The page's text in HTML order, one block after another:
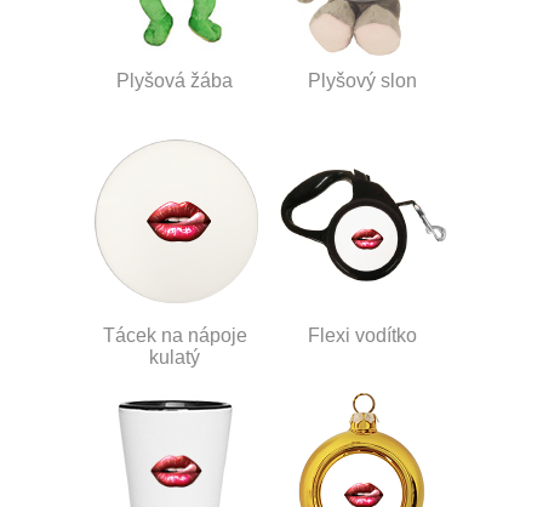
Plyšová žába Plyšový slon
Tácek na nápoje
kulatý
Flexi vodítko